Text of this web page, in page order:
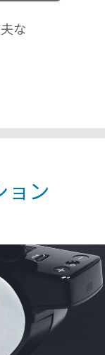
な
ョン